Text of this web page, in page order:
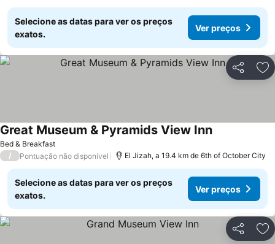
Selecione as datas para ver os preços
exatos.
Ver preços
Partilhar
Bed & Breakfast
Great Museum & Pyramids View Inn
/ Pontuação não disponível El Jizah, a 19.4 km de 6th of October City
Selecione as datas para ver os preços
exatos.
Ver preços
Partilhar